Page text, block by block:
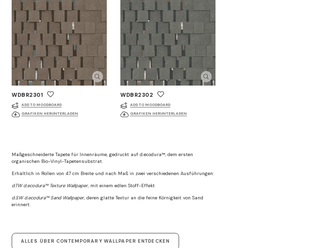
WDBR2301
ADD TO MOODBOARD
GRAFIKEN HERUNTERLADEN
WDBR2302
ADD TO MOODBOARD
GRAFIKEN HERUNTERLADEN
Maßgeschneiderte Tapete für Innenräume, gedruckt auf d.ecodura™, dem ersten
organischen Bio-Vinyl-Tapetensubstrat.
Erhältlich in Rollen von 47 cm Breite und nach Maß in zwei verschiedenen Ausführungen:
d.TW d.ecodura™ Texture Wallpaper, mit einem edlen Stoff-Effekt
d.SW d.ecodura™ Sand Wallpaper, deren glatte Textur an die feine Körnigkeit von Sand
erinnert.
ALLES ÜBER CONTEMPORARY WALLPAPER ENTDECKEN